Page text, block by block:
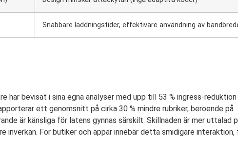
Snabbare laddningstider, effektivare användning av
har bevisat i sina egna analyser med upp till 53 % ingress-
ett genomsnitt på cirka 30 % mindre rubriker, beroende på
är känsliga för latens gynnas särskilt. Skillnaden är mer uttalad
inverkan. För butiker och appar innebär detta smidigare interaktion,